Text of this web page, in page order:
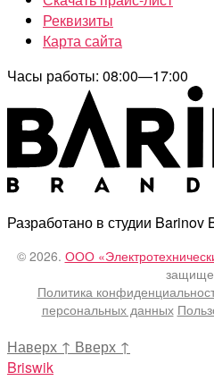
Реквизиты
Карта сайта
Часы работы: 08:00—17:00
Разработано в студии Barinov
© 2026. ООО
Политика
персональных данных
Наверх ↑ Вверх ↑
Briswik